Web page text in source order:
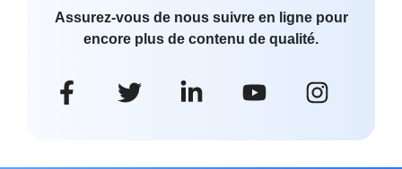
Assurez-vous de nous suivre en ligne pour
encore plus de contenu de qualité.